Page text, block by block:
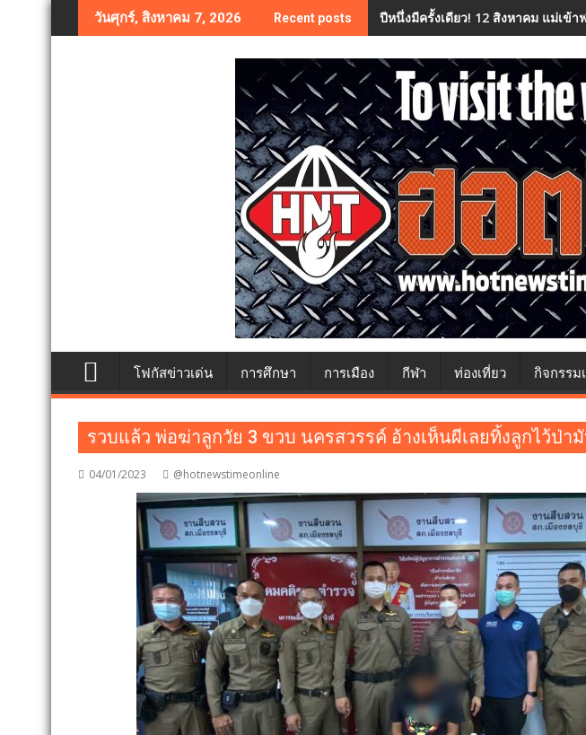
to
วันศุกร์, สิงหาคม 7, 2026 Recent posts ปีหนึ่งมีครั้งเดียว! 12 สิงหาคม แม่เข้
โฟกัสข่าวเด่น การศึกษา การเมือง กีฬา ท่องเที่ยว กิจกรรม
รวบแล้ว พ่อฆ่าลูกวัย 3 ขวบ นครสวรรค์ อ้างเห็นผีเลยทิ้งลูกไว้ป่า
04/01/2023 @hotnewstimeonline